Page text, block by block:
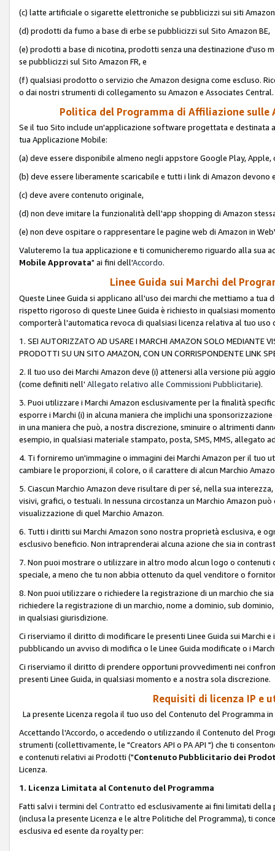
(c) latte artificiale o sigarette elettroniche se pubblicizzi sui siti Amazon
(d) prodotti da fumo a base di erbe se pubblicizzi sul Sito Amazon BE,
(e) prodotti a base di nicotina, prodotti senza una destinazione d'uso
se pubblicizzi sul Sito Amazon FR, e
(f) qualsiasi prodotto o servizio che Amazon designa come escluso.
o dai nostri strumenti di collegamento su Amazon e Associates Central.
Politica del Programma di Affiliazione
Se il tuo Sito include un'applicazione software progettata e
tua Applicazione Mobile:
(a) deve essere disponibile almeno negli appstore Google Play, Apple,
(b) deve essere liberamente scaricabile e tutti i link di Amazon devono
(c) deve avere contenuto originale,
(d) non deve imitare la funzionalità dell'app shopping di Amazon
(e) non deve ospitare o rappresentare le pagine web di Amazon in
Valuteremo la tua applicazione e ti comunicheremo riguardo alla sua
Mobile Approvata" ai fini dell'Accordo.
Linee Guida sui Marchi del
Queste Linee Guida si applicano all'uso dei marchi che mettiamo a
rispetto rigoroso di queste Linee Guida è richiesto in qualsiasi
comporterà l'automatica revoca di qualsiasi licenza relativa al tuo uso
1. SEI AUTORIZZATO AD USARE I MARCHI AMAZON SOLO MEDIANTE
PRODOTTI SU UN SITO AMAZON, CON UN CORRISPONDENTE LINK
2. Il tuo uso dei Marchi Amazon deve (i) attenersi alla versione più
(come definiti nell' Allegato relativo alle Commissioni Pubblicitarie).
3. Puoi utilizzare i Marchi Amazon esclusivamente per la finalità
esporre i Marchi (i) in alcuna maniera che implichi una
in una maniera che può, a nostra discrezione, sminuire o altrimenti
esempio, in qualsiasi materiale stampato, posta, SMS, MMS,
4. Ti forniremo un'immagine o immagini dei Marchi Amazon per il tuo
cambiare le proporzioni, il colore, o il carattere di alcun Marchio
5. Ciascun Marchio Amazon deve risultare di per sé, nella sua
visivi, grafici, o testuali. In nessuna circostanza un Marchio Amazon
visualizzazione di quel Marchio Amazon.
6. Tutti i diritti sui Marchi Amazon sono nostra proprietà esclusiva, e
esclusivo beneficio. Non intraprenderai alcuna azione che sia in
7. Non puoi mostrare o utilizzare in altro modo alcun logo o
speciale, a meno che tu non abbia ottenuto da quel venditore o
8. Non puoi utilizzare o richiedere la registrazione di un marchio che
richiedere la registrazione di un marchio, nome a dominio, sub
in qualsiasi giurisdizione.
Ci riserviamo il diritto di modificare le presenti Linee Guida sui Marchi
pubblicando un avviso di modifica o le Linee Guida modificate o i
Ci riserviamo il diritto di prendere opportuni provvedimenti nei
presenti Linee Guida, in qualsiasi momento e a nostra sola discrezione.
Requisiti di licenza IP e
La presente Licenza regola il tuo uso del Contenuto del Programma
Accettando l'Accordo, o accedendo o utilizzando il Contenuto del
strumenti (collettivamente, le "Creators API o PA API ") che ti
e contenuti relativi ai Prodotti ("Contenuto Pubblicitario dei
Licenza.
1. Licenza Limitata al Contenuto del Programma
Fatti salvi i termini del Contratto ed esclusivamente ai fini limitati
(inclusa la presente Licenza e le altre Politiche del Programma), ti
esclusiva ed esente da royalty per: